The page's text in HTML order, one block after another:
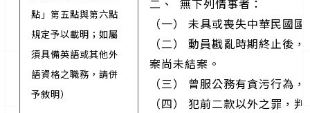
點」第五點與第六點
規定予以載明；如屬
須具備英語或其他外
語資格之職務，請併
予敘明）
二、 無下列情事者：
（一） 未具或喪失中華民國
（二） 動員戡亂時期終止後
案尚未結案。
（三） 曾服公務有貪污行為
（四） 犯前二款以外之罪，